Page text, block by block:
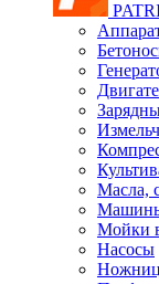
Масла,
Мойки
Насосы